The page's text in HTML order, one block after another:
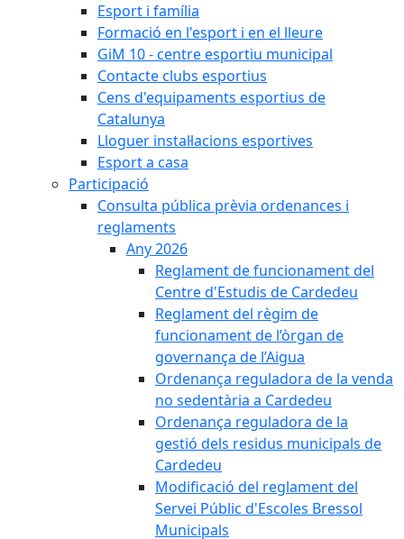
Esport i família
Formació en l'esport i en el lleure
GiM 10 - centre esportiu municipal
Contacte clubs esportius
Cens d'equipaments esportius de
Catalunya
Lloguer instal·lacions esportives
Esport a casa
Participació
Consulta pública prèvia ordenances i
reglaments
Any 2026
Reglament de funcionament del
Centre d'Estudis de Cardedeu
Reglament del règim de
funcionament de l’òrgan de
governança de l’Aigua
Ordenança reguladora de la venda
no sedentària a Cardedeu
Ordenança reguladora de la
gestió dels residus municipals de
Cardedeu
Modificació del reglament del
Servei Públic d'Escoles Bressol
Municipals